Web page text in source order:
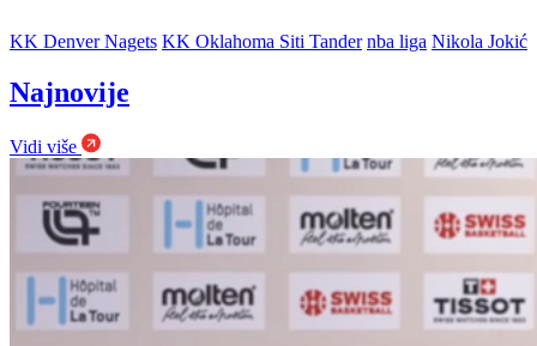
KK Denver Nagets KK Oklahoma Siti Tander nba liga Nikola Jokić
Najnovije
Vidi više